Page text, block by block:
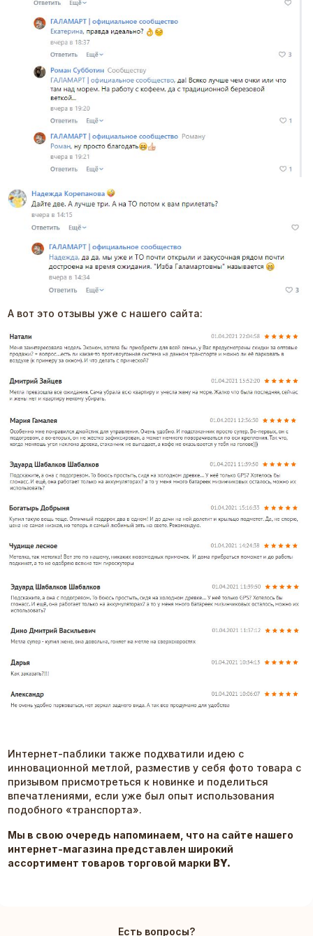
А вот это отзывы уже с нашего сайта:
Интернет-паблики также подхватили идею с
инновационной метлой, разместив у себя фото товара с
призывом присмотреться к новинке и поделиться
впечатлениями, если уже был опыт использования
подобного «транспорта».
Мы в свою очередь напоминаем, что на сайте нашего
интернет-магазина представлен широкий
ассортимент товаров торговой марки BY.
Есть вопросы?